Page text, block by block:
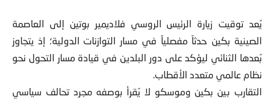
يُعد توقيت زيارة الرئيس الروسي فلاديمير بوتين إلى العاصمة
الصينية بكين حدثاً مفصلياً في مسار التوازنات الدولية؛ إذ يتجاوز
بُعدها الثنائي ليؤكد على دور البلدين في قيادة مسار التحول نحو
نظام عالمي متعدد الأقطاب.
التقارب بين بكين وموسكو لا يُقرأ بوصفه مجرد تحالف سياسي